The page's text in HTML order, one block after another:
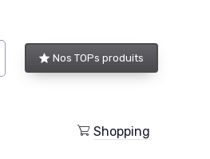
Nos TOPs produits
Shopping